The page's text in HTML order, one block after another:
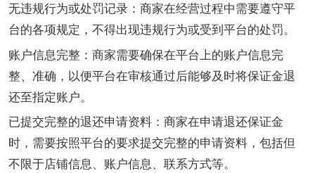
无违规行为或处罚记录：商家在经营过程中需要遵守平
台的各项规定，不得出现违规行为或受到平台的处罚。
账户信息完整：商家需要确保在平台上的账户信息完
整、准确，以便平台在审核通过后能够及时将保证金退
还至指定账户。
已提交完整的退还申请资料：商家在申请退还保证金
时，需要按照平台的要求提交完整的申请资料，包括但
不限于店铺信息、账户信息、联系方式等。